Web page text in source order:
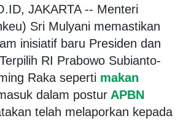
JAKARTA -- Menteri
Sri Mulyani memastikan
inisiatif baru Presiden dan
RI Prabowo Subianto-
Raka seperti makan
dalam postur APBN
telah melaporkan kepada